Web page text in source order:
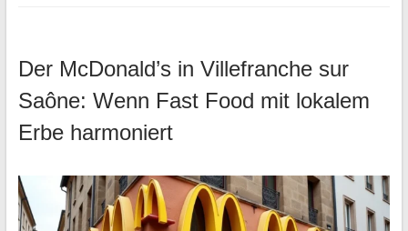
Der McDonald’s in Villefranche sur
Saône: Wenn Fast Food mit lokalem
Erbe harmoniert